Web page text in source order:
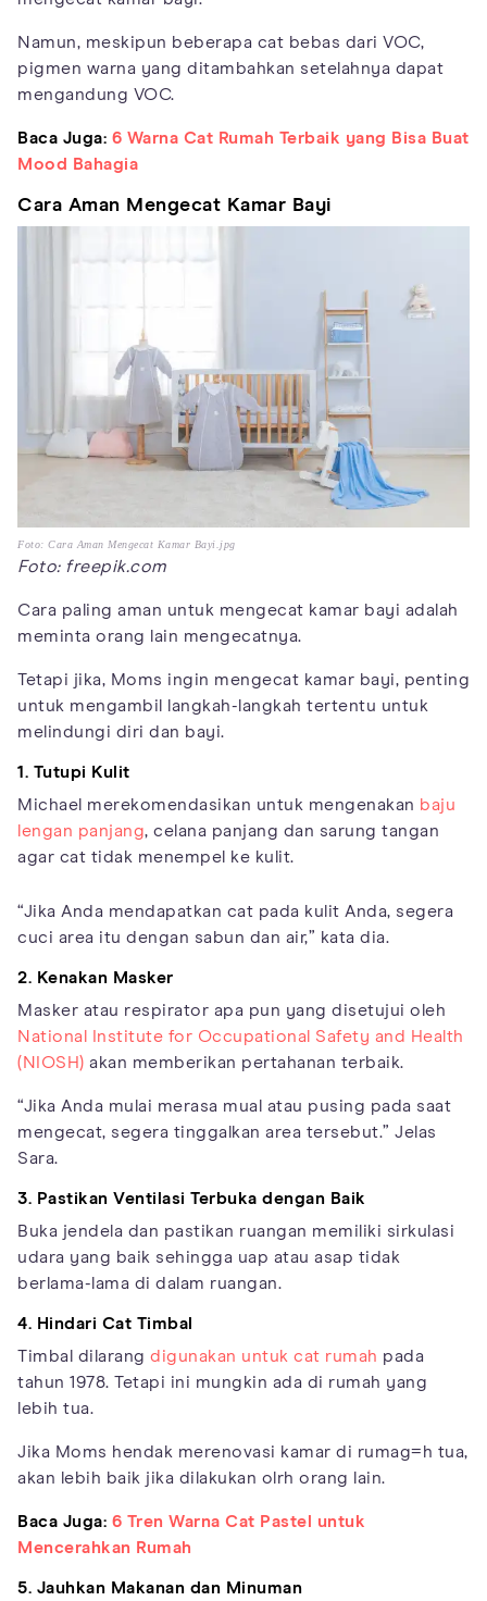
Namun, meskipun beberapa cat bebas dari VOC,
pigmen warna yang ditambahkan setelahnya dapat
mengandung VOC.
Baca Juga: 6 Warna Cat Rumah Terbaik yang Bisa Buat
Mood Bahagia
Cara Aman Mengecat Kamar Bayi
Foto: Cara Aman Mengecat Kamar Bayi.jpg
Foto: freepik.com
Cara paling aman untuk mengecat kamar bayi adalah
meminta orang lain mengecatnya.
Tetapi jika, Moms ingin mengecat kamar bayi, penting
untuk mengambil langkah-langkah tertentu untuk
melindungi diri dan bayi.
1. Tutupi Kulit
Michael merekomendasikan untuk mengenakan baju
lengan panjang, celana panjang dan sarung tangan
agar cat tidak menempel ke kulit.
“Jika Anda mendapatkan cat pada kulit Anda, segera
cuci area itu dengan sabun dan air,” kata dia.
2. Kenakan Masker
Masker atau respirator apa pun yang disetujui oleh
National Institute for Occupational Safety and Health
(NIOSH) akan memberikan pertahanan terbaik.
“Jika Anda mulai merasa mual atau pusing pada saat
mengecat, segera tinggalkan area tersebut.” Jelas
Sara.
3. Pastikan Ventilasi Terbuka dengan Baik
Buka jendela dan pastikan ruangan memiliki sirkulasi
udara yang baik sehingga uap atau asap tidak
berlama-lama di dalam ruangan.
4. Hindari Cat Timbal
Timbal dilarang digunakan untuk cat rumah pada
tahun 1978. Tetapi ini mungkin ada di rumah yang
lebih tua.
Jika Moms hendak merenovasi kamar di rumag=h tua,
akan lebih baik jika dilakukan olrh orang lain.
Baca Juga: 6 Tren Warna Cat Pastel untuk
Mencerahkan Rumah
5. Jauhkan Makanan dan Minuman